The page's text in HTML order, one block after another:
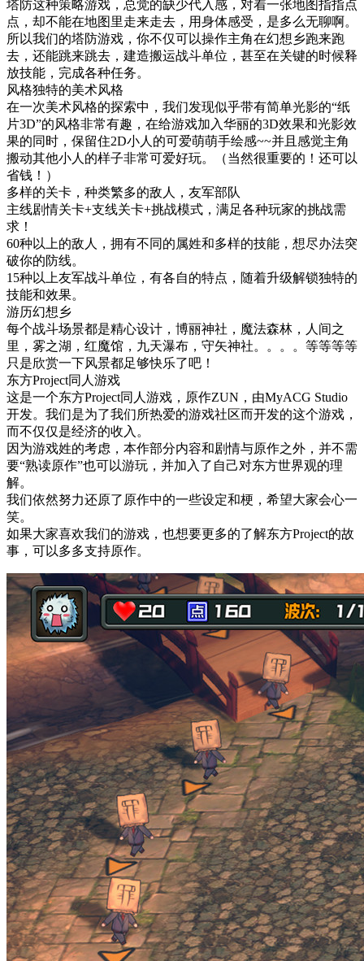
塔防这种策略游戏，总觉的缺少代入感，对着一张地图指指点
点，却不能在地图里走来走去，用身体感受，是多么无聊啊。
所以我们的塔防游戏，你不仅可以操作主角在幻想乡跑来跑
去，还能跳来跳去，建造搬运战斗单位，甚至在关键的时候释
放技能，完成各种任务。
风格独特的美术风格
在一次美术风格的探索中，我们发现似乎带有简单光影的“纸
片3D”的风格非常有趣，在给游戏加入华丽的3D效果和光影效
果的同时，保留住2D小人的可爱萌萌手绘感~~并且感觉主角
搬动其他小人的样子非常可爱好玩。（当然很重要的！还可以
省钱！）
多样的关卡，种类繁多的敌人，友军部队
主线剧情关卡+支线关卡+挑战模式，满足各种玩家的挑战需
求！
60种以上的敌人，拥有不同的属姓和多样的技能，想尽办法突
破你的防线。
15种以上友军战斗单位，有各自的特点，随着升级解锁独特的
技能和效果。
游历幻想乡
每个战斗场景都是精心设计，博丽神社，魔法森林，人间之
里，雾之湖，红魔馆，九天瀑布，守矢神社。。。。等等等等
只是欣赏一下风景都足够快乐了吧！
东方Project同人游戏
这是一个东方Project同人游戏，原作ZUN，由MyACG Studio
开发。我们是为了我们所热爱的游戏社区而开发的这个游戏，
而不仅仅是经济的收入。
因为游戏姓的考虑，本作部分内容和剧情与原作之外，并不需
要“熟读原作”也可以游玩，并加入了自己对东方世界观的理
解。
我们依然努力还原了原作中的一些设定和梗，希望大家会心一
笑。
如果大家喜欢我们的游戏，也想要更多的了解东方Project的故
事，可以多多支持原作。